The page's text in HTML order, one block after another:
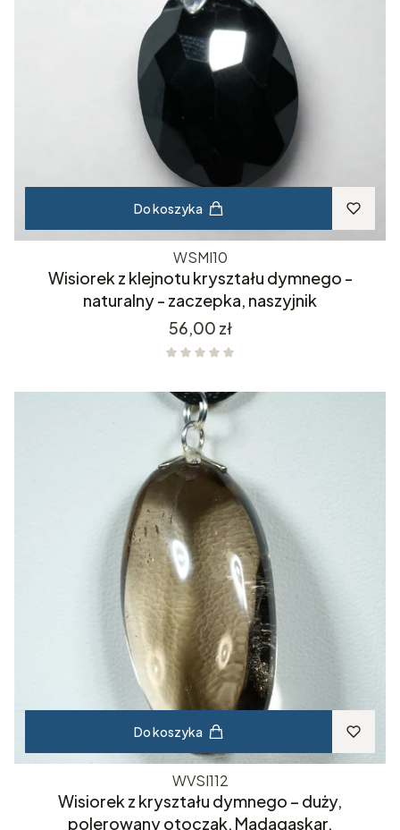
Do koszyka
WSMI10
Wisiorek z klejnotu kryształu dymnego -
naturalny - zaczepka, naszyjnik
Cena
56,00 zł
Do koszyka
WVSI112
Wisiorek z kryształu dymnego – duży,
polerowany otoczak, Madagaskar.